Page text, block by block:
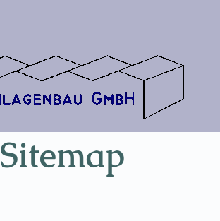
Sitemap